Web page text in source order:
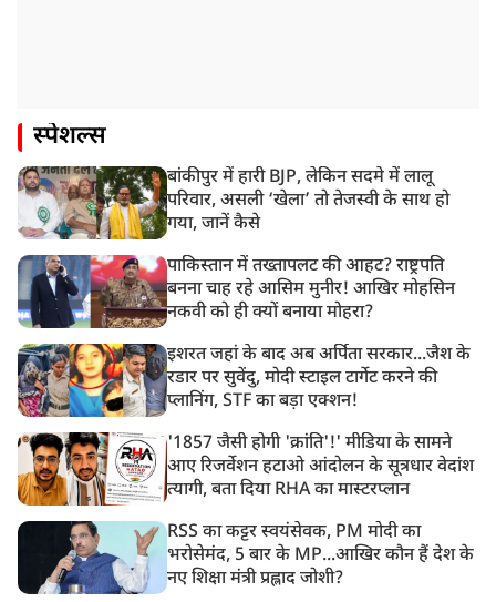
स्पेशल्स
बांकीपुर में हारी BJP, लेकिन सदमे में लालू
परिवार, असली ‘खेला’ तो तेजस्वी के साथ हो
गया, जानें कैसे
पाकिस्तान में तख्तापलट की आहट? राष्ट्रपति
बनना चाह रहे आसिम मुनीर! आखिर मोहसिन
नकवी को ही क्यों बनाया मोहरा?
इशरत जहां के बाद अब अर्पिता सरकार...जैश के
रडार पर सुवेंदु, मोदी स्टाइल टार्गेट करने की
प्लानिंग, STF का बड़ा एक्शन!
'1857 जैसी होगी 'क्रांति'!' मीडिया के सामने
आए रिजर्वेशन हटाओ आंदोलन के सूत्रधार वेदांश
त्यागी, बता दिया RHA का मास्टरप्लान
RSS का कट्टर स्वयंसेवक, PM मोदी का
भरोसेमंद, 5 बार के MP...आखिर कौन हैं देश के
नए शिक्षा मंत्री प्रह्लाद जोशी?